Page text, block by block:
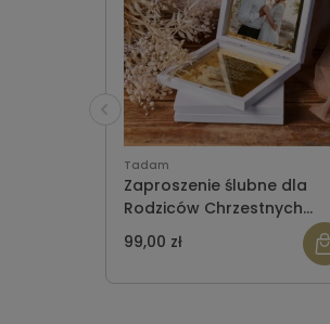
Tadam
Zaproszenie ślubne dla
Rodziców Chrzestnych
lustrzane w pudełeczku ze
zdjęciem
99,00 zł